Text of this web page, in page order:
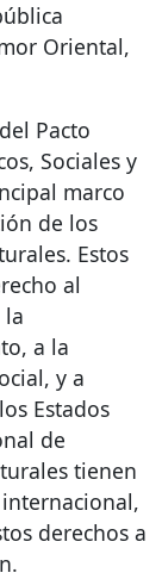
Oriental,
Pacto
Sociales y
marco
de los
Estos
al
la
a la
y a
Estados
de
tienen
derechos a